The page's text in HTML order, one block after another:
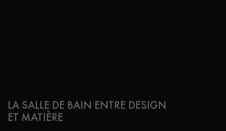
LA SALLE DE BAIN ENTRE DESIGN
ET MATIÈRE